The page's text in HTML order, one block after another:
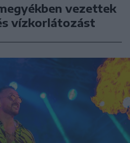
vezettek
vízkorlátozást